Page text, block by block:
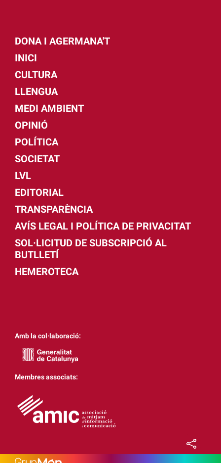
DONA I AGERMANA'T
INICI
CULTURA
LLENGUA
MEDI AMBIENT
OPINIÓ
POLÍTICA
SOCIETAT
LVL
EDITORIAL
TRANSPARÈNCIA
AVÍS LEGAL I POLÍTICA DE PRIVACITAT
SOL·LICITUD DE SUBSCRIPCIÓ AL
BUTLLETÍ
HEMEROTECA
Amb la col·laboració:
Membres associats: